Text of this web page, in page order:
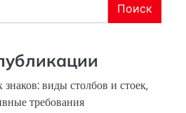
Поиск
виды столбов и стоек,
требования